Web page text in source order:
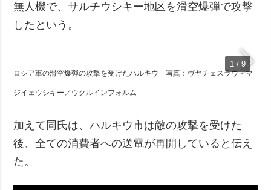
無人機で、サルチウシキー地区を滑空爆弾で攻撃
したという。
1 / 9
ロシア軍の滑空爆弾の攻撃を受けたハルキウ 写真：ヴヤチェスラウ・マ
ジイェウシキー／ウクルインフォルム
加えて同氏は、ハルキウ市は敵の攻撃を受けた
後、全ての消費者への送電が再開していると伝え
た。